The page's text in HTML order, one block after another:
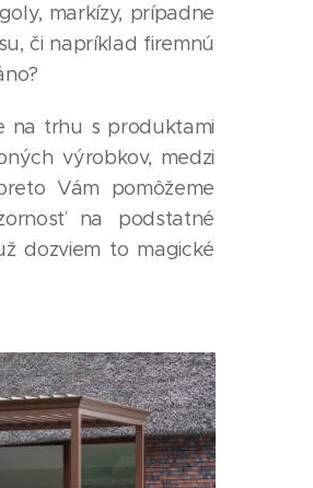
markízy, prípadne
či napríklad firemnú
na trhu s produktami
výrobkov, medzi
Vám pomôžeme
na podstatné
dozviem to magické